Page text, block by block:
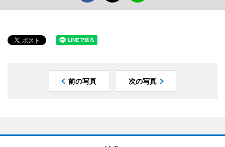
前の写真 次の写真